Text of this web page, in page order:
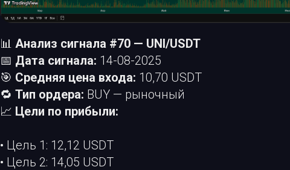
📊 Анализ сигнала #70 — UNI/USDT
📅 Дата сигнала: 14-08-2025
🎯 Средняя цена входа: 10,70 USDT
🔁 Тип ордера: BUY — рыночный
📈 Цели по прибыли:
• Цель 1: 12,12 USDT
• Цель 2: 14,05 USDT